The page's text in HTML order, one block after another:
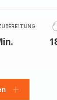
Personen